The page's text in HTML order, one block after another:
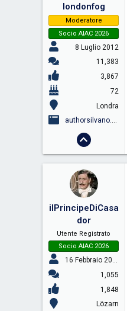
londonfog
Moderatore
Socio AIAC 2026
8 Luglio 2012
11,383
3,867
72
Londra
authorsilvano.substack.com
ilPrincipeDiCasa
dor
Utente Registrato
Socio AIAC 2026
16 Febbraio 2009
1,055
1,848
Lözarn